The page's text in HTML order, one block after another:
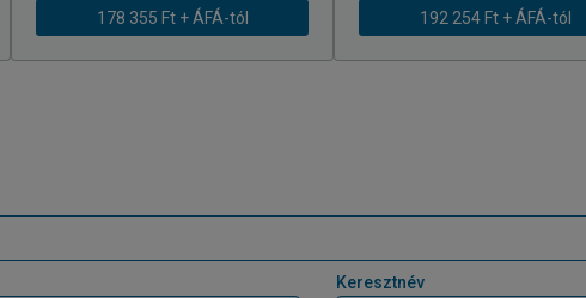
178 355 Ft + ÁFÁ-tól 192 254 Ft + ÁFÁ-tól
Keresztnév